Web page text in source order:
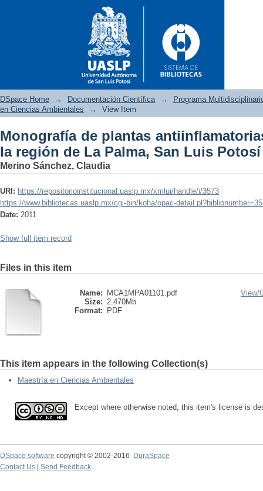
Monografía de plantas
San Luis Potosí
DSpace Home → Documentación Científica →
Programa
en Ciencias Ambientales
→ View Item
Monografía de plantas
la región de La Palma, San Luis Potosí
Merino Sánchez, Claudia
URI: https://repositorioinstitucional.uaslp.mx/xmlui/handle/i/3573
https://www.bibliotecas.uaslp.mx/cgi-bin/koha/opac-
Date: 2011
Show full item record
Files in this item
Name:
MCA1MPA01101.pdf
Size: 2.470Mb
Format:
PDF
View/
This item appears in the following Collection(s)
Maestría en Ciencias Ambientales
Except where otherwise noted, this item's license is
DSpace software copyright © 2002-2016
DuraSpace
Contact Us
Send Feedback